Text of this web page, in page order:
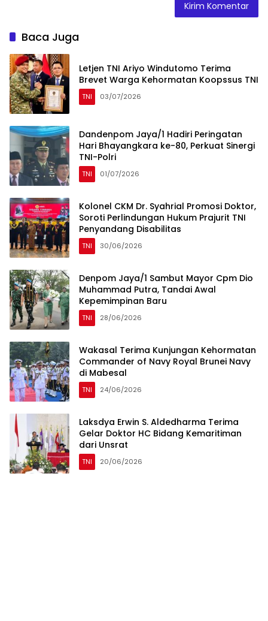
Baca Juga
Letjen TNI Ariyo Windutomo Terima
Brevet Warga Kehormatan Koopssus TNI
TNI 03/07/2026
Dandenpom Jaya/1 Hadiri Peringatan
Hari Bhayangkara ke-80, Perkuat Sinergi
TNI-Polri
TNI 01/07/2026
Kolonel CKM Dr. Syahrial Promosi Doktor,
Soroti Perlindungan Hukum Prajurit TNI
Penyandang Disabilitas
TNI 30/06/2026
Denpom Jaya/1 Sambut Mayor Cpm Dio
Muhammad Putra, Tandai Awal
Kepemimpinan Baru
TNI 28/06/2026
Wakasal Terima Kunjungan Kehormatan
Commander of Navy Royal Brunei Navy
di Mabesal
TNI 24/06/2026
Laksdya Erwin S. Aldedharma Terima
Gelar Doktor HC Bidang Kemaritiman
dari Unsrat
TNI 20/06/2026